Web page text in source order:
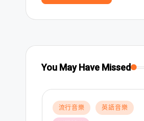
You May Have Missed
Posted
流行音樂 饒舌與嘻哈音樂